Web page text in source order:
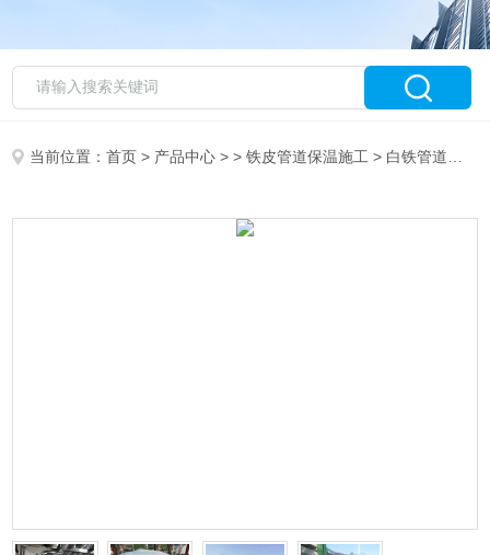
当前位置：首页 > 产品中心 > >铁皮管道保温施工 > 白铁管道保温工程安装队伍